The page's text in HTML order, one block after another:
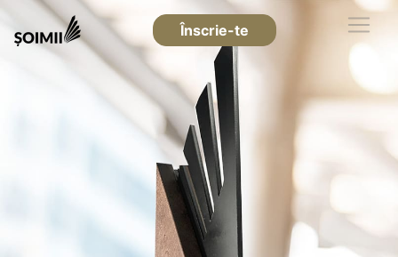
Înscrie-te